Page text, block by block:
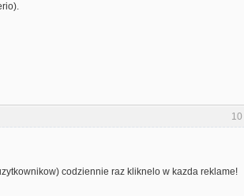
10
codziennie raz kliknelo w kazda reklame!